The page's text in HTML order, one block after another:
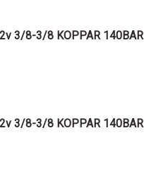
3/8-3/8 KOPPAR 140BAR
3/8-3/8 KOPPAR 140BAR